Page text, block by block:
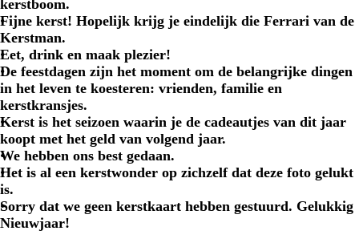
kerstboom.
Fijne kerst! Hopelijk krijg je eindelijk die Ferrari van de
Kerstman.
Eet, drink en maak plezier!
De feestdagen zijn het moment om de belangrijke dingen
in het leven te koesteren: vrienden, familie en
kerstkransjes.
Kerst is het seizoen waarin je de cadeautjes van dit jaar
koopt met het geld van volgend jaar.
We hebben ons best gedaan.
Het is al een kerstwonder op zichzelf dat deze foto gelukt
is.
Sorry dat we geen kerstkaart hebben gestuurd. Gelukkig
Nieuwjaar!